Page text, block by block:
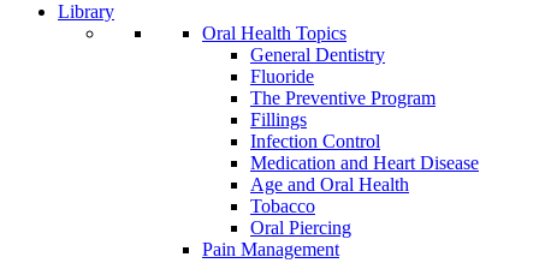
Library
Oral Health Topics
General Dentistry
Fluoride
The Preventive Program
Fillings
Infection Control
Medication and Heart Disease
Age and Oral Health
Tobacco
Oral Piercing
Pain Management